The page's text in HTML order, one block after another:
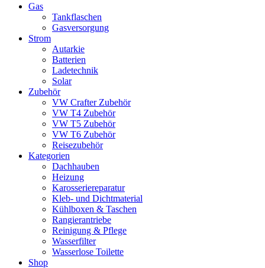
Gas
Tankflaschen
Gasversorgung
Strom
Autarkie
Batterien
Ladetechnik
Solar
Zubehör
VW Crafter Zubehör
VW T4 Zubehör
VW T5 Zubehör
VW T6 Zubehör
Reisezubehör
Kategorien
Dachhauben
Heizung
Karosseriereparatur
Kleb- und Dichtmaterial
Kühlboxen & Taschen
Rangierantriebe
Reinigung & Pflege
Wasserfilter
Wasserlose Toilette
Shop